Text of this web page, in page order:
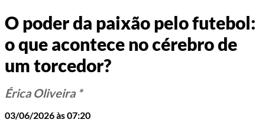
O poder da paixão pelo futebol:
o que acontece no cérebro de
um torcedor?
Érica Oliveira *
03/06/2026 às 07:20